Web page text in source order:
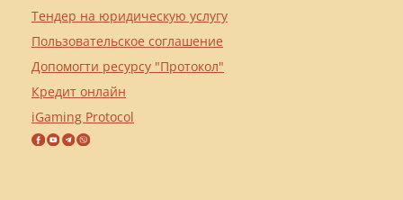
Тендер на юридическую услугу
Пользовательское соглашение
Допомогти ресурсу "Протокол"
Кредит онлайн
iGaming Protocol